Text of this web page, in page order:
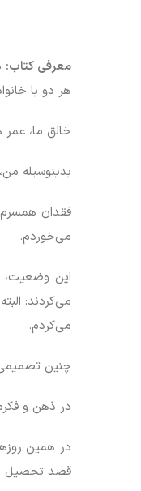
معرفی کتاب:
هر دو با
خالق ما، عمر
بدینوسیله
فقدان
می‌خوردم.
این وضعیت،
می‌کردند:
می‌کردم.
چنین
در ذهن و
در همین
قصد تحصیل